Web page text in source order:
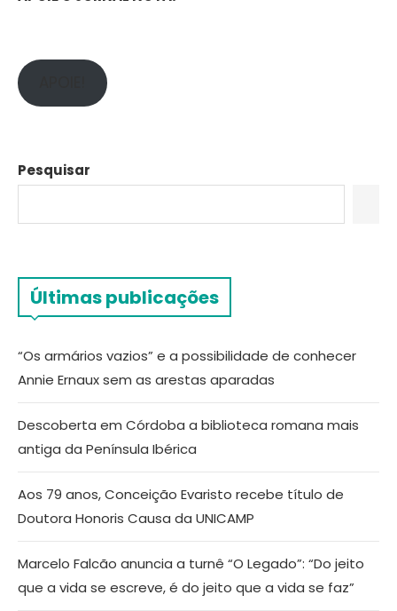
Pesquisar
Últimas publicações
“Os armários vazios” e a possibilidade de conhecer
Annie Ernaux sem as arestas aparadas
Descoberta em Córdoba a biblioteca romana mais
antiga da Península Ibérica
Aos 79 anos, Conceição Evaristo recebe título de
Doutora Honoris Causa da UNICAMP
Marcelo Falcão anuncia a turnê “O Legado”: “Do jeito
que a vida se escreve, é do jeito que a vida se faz”